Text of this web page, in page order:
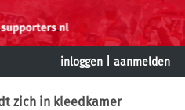
inloggen aanmelden
zich in kleedkamer